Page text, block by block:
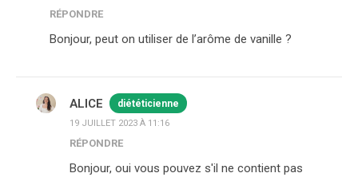
RÉPONDRE
Bonjour, peut on utiliser de l’arôme de vanille ?
ALICE diététicienne
19 JUILLET 2023 À 11:16
RÉPONDRE
Bonjour, oui vous pouvez s'il ne contient pas